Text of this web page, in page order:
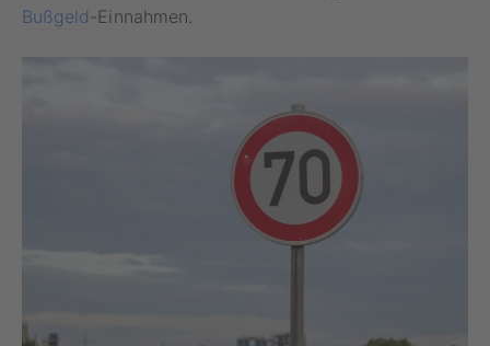
Bußgeld-Einnahmen.